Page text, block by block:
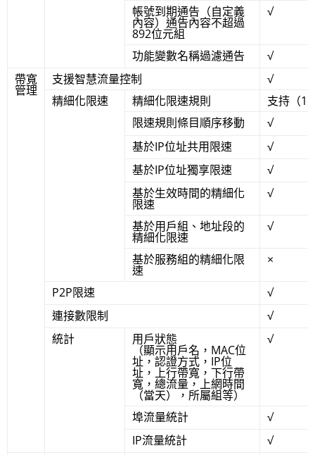
帳號到期通告（自定義
內容）通告內容不超過
892位元組
√
功能變數名稱過濾通告
√
帶寬
管理
支援智慧流量控制
√
精細化限速
精細化限速規則
支持（
限速規則條目順序移動
√
基於IP位址共用限速
√
基於IP位址獨享限速
√
基於生效時間的精細化
限速
√
基於用戶組、地址段的
精細化限速
√
基於服務組的精細化限
速
×
P2P限速
√
連接數限制
√
統計
用戶狀態
（顯示用戶名，MAC位
址，認證方式，IP位
址，上行帶寬，下行帶
寬，總流量，上網時間
（當天），所屬組等）
√
埠流量統計
√
IP流量統計
√